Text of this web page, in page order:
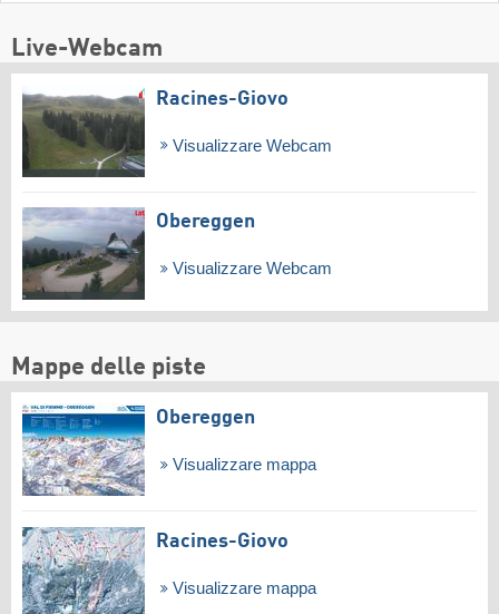
Live-Webcam
Racines-Giovo
Visualizzare Webcam
Obereggen
Visualizzare Webcam
Mappe delle piste
Obereggen
Visualizzare mappa
Racines-Giovo
Visualizzare mappa